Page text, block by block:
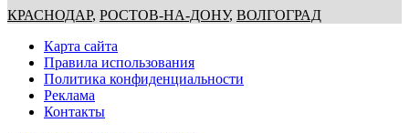
КРАСНОДАР, РОСТОВ-НА-ДОНУ, ВОЛГОГРАД
Карта сайта
Правила использования
Политика конфиденциальности
Реклама
Контакты